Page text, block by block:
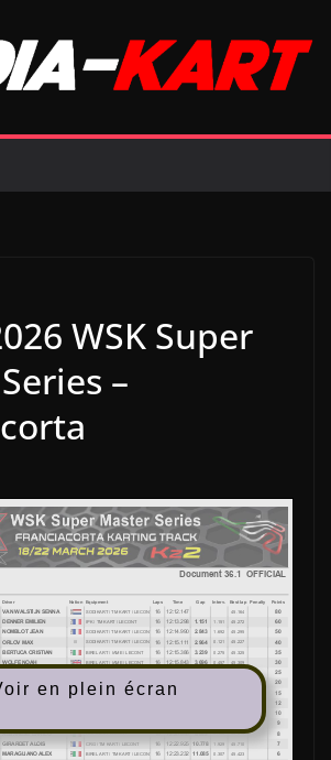
WSK Super
–
en plein écran